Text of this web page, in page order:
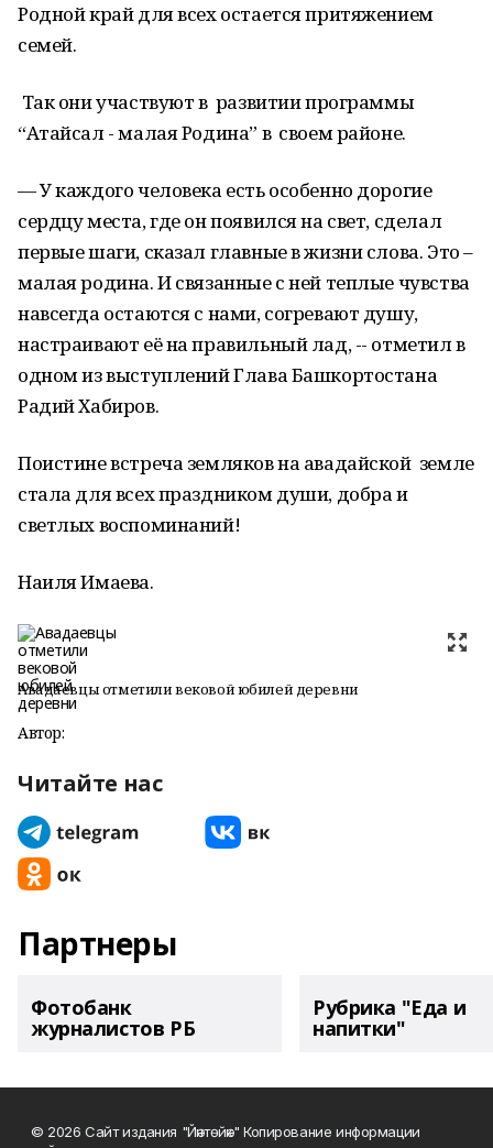
Родной край для всех остается притяжением
семей.
Так они участвуют в развитии программы
“Атайсал - малая Родина” в своем районе.
— У каждого человека есть особенно дорогие
сердцу места, где он появился на свет, сделал
первые шаги, сказал главные в жизни слова. Это –
малая родина. И связанные с ней теплые чувства
навсегда остаются с нами, согревают душу,
настраивают её на правильный лад, -- отметил в
одном из выступлений Глава Башкортостана
Радий Хабиров.
Поистине встреча земляков на авадайской земле
стала для всех праздником души, добра и
светлых воспоминаний!
Наиля Имаева.
Авадаевцы отметили вековой юбилей деревни
Автор:
Читайте нас
Партнеры
Фотобанк
журналистов РБ
Рубрика "Еда и
напитки"
© 2026 Сайт издания "Йәнтөйәк" Копирование информации